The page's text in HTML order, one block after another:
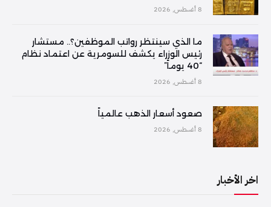
8 أغسطس, 2026
ما الذي سينتظر رواتب الموظفين؟.. مستشار
رئيس الوزراء يكشف للسومرية عن اعتماد نظام
“40 يوماً”
8 أغسطس, 2026
صعود أسعار الذهب عالمياً
8 أغسطس, 2026
اخر الأخبار